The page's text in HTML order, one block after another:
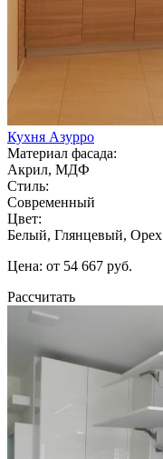
Кухня Азурро
Материал фасада:
Акрил, МДФ
Стиль:
Современный
Цвет:
Белый, Глянцевый, Орех
Цена: от 54 667 руб.
Рассчитать